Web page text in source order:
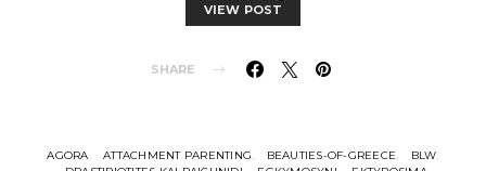
VIEW POST
SHARE
AGORA ATTACHMENT PARENTING BEAUTIES-OF-GREECE
BLW